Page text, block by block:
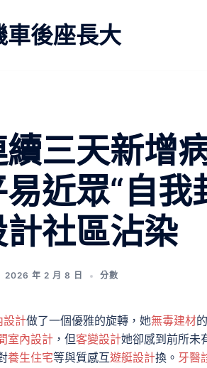
車後座長大
續三天新增
近眾“自
社區沾染
2026 年 2 月 8 日 分數
設計做了一個優雅的旋轉，她無毒建材
室內設計 ，但客變設計她卻感到前所未
養生住宅等與質感互遊艇設計換。 牙醫